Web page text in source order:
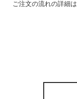
ご注文の流れの詳細は